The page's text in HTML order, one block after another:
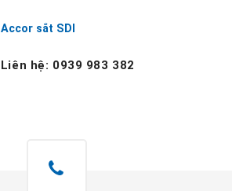
Accor sắt SDI
Liên hệ: 0939 983 382